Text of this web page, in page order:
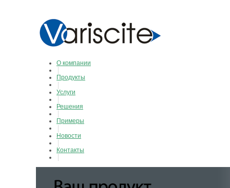
О компании
Продукты
Услуги
Решения
Примеры
Новости
Контакты